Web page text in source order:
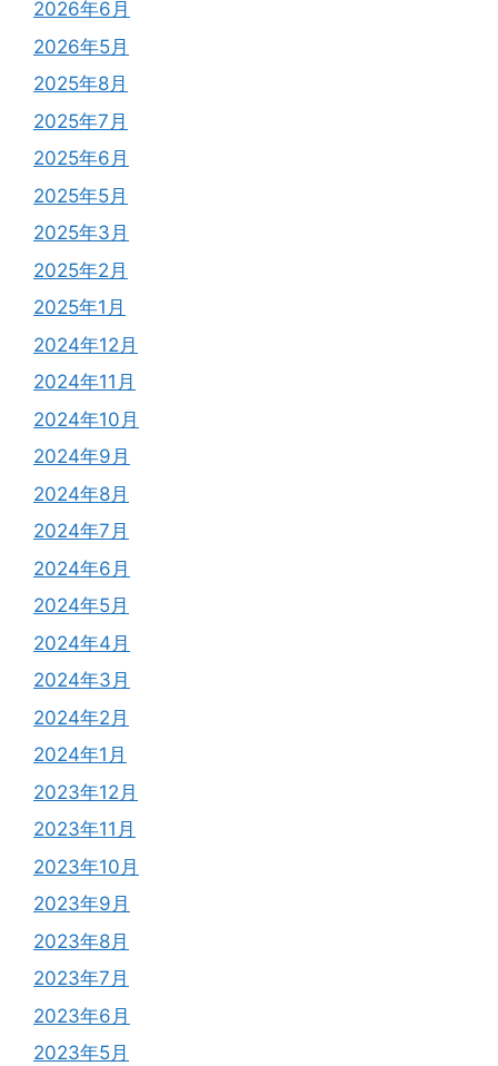
2026年6月
2026年5月
2025年8月
2025年7月
2025年6月
2025年5月
2025年3月
2025年2月
2025年1月
2024年12月
2024年11月
2024年10月
2024年9月
2024年8月
2024年7月
2024年6月
2024年5月
2024年4月
2024年3月
2024年2月
2024年1月
2023年12月
2023年11月
2023年10月
2023年9月
2023年8月
2023年7月
2023年6月
2023年5月